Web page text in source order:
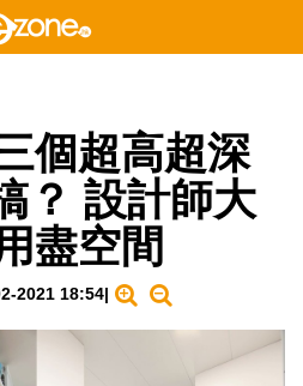
個超高超深
？ 設計師大
盡空間
2021 18:54|